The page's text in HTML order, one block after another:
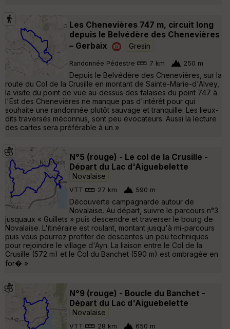
Les Chenevières 747 m, circuit long
depuis le Belvédère des Chenevières
– Gerbaix
Gresin
Randonnée Pédestre 7 km 250 m
Depuis le Belvédère des Chenevières, sur la
route du Col de la Crusille en montant de Sainte-Marie-d'Alvey,
la visite du point de vue au-dessus des falaises du point 747 à
l'Est des Chenevières ne manque pas d'intérêt pour qui
souhaite une randonnée plutôt sauvage et tranquille. Les lieux-
dits traversés méconnus, sont peu évocateurs. Aussi la lecture
des cartes sera préférable à un »
N°5 (rouge) - Le col de la Crusille -
Départ du Lac d'Aiguebelette
Novalaise
VTT 27 km 590 m
Découverte campagnarde autour de
Novalaise. Au départ, suivre le parcours n°3
jusquaux « Guillets » puis descendre et traverser le bourg de
Novalaise. L'itinéraire est roulant, montant jusqu'à mi-parcours
puis vous pourrez profiter de descentes un peu techniques
pour rejoindre le village d'Ayn. La liaison entre le Col de la
Crusille (572 m) et le Col du Banchet (590 m) est ombragée en
for� »
N°9 (rouge) - Boucle du Banchet -
Départ du Lac d'Aiguebelette
Novalaise
VTT 28 km 650 m